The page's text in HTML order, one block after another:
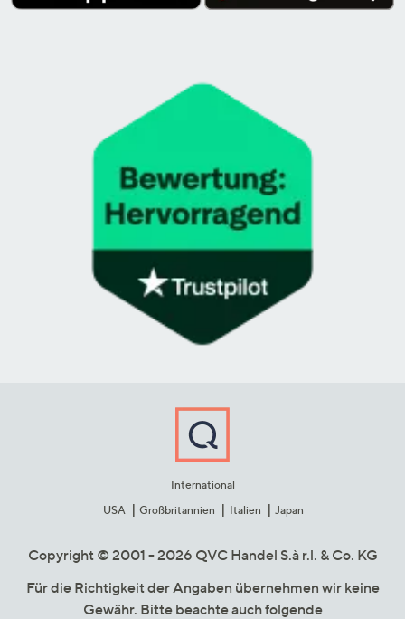
International
USA
Großbritannien Italien Japan
Copyright © 2001 - 2026 QVC Handel S.à r.l. & Co. KG
Für die Richtigkeit der Angaben übernehmen wir keine
Gewähr. Bitte beachte auch folgende